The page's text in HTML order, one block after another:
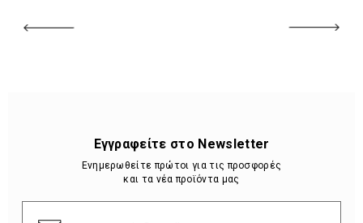
Εγγραφείτε στο Newsletter
Ενημερωθείτε πρώτοι για τις προσφορές
και τα νέα προϊόντα μας